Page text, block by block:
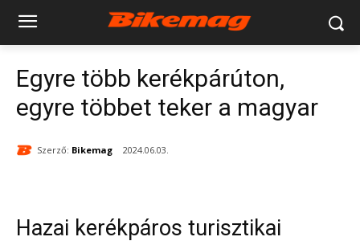
Egyre több kerékpárúton,
egyre többet teker a magyar
Szerző: Bikemag 2024.06.03.
Hazai kerékpáros turisztikai